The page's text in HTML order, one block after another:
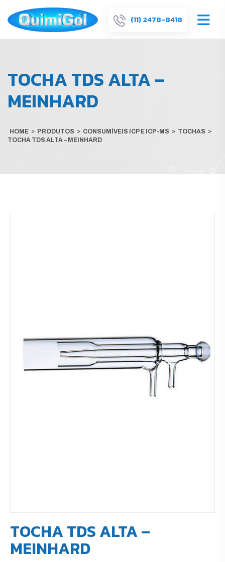
(11) 2478-8418
TOCHA TDS ALTA –
MEINHARD
HOME > PRODUTOS > CONSUMÍVEIS ICP E ICP-MS > TOCHAS >
TOCHA TDS ALTA – MEINHARD
TOCHA TDS ALTA –
MEINHARD